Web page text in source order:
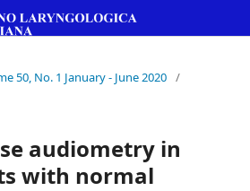
50, No. 1 January - June 2020 /
audiometry in
with normal